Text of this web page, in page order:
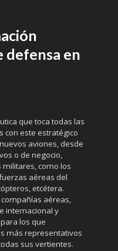
defensa en
que toca todas las
con este estratégico
aviones, desde
o de negocio,
como los
aéreas del
etcétera.
aéreas,
internacional y
los que
más representativos
sus vertientes.